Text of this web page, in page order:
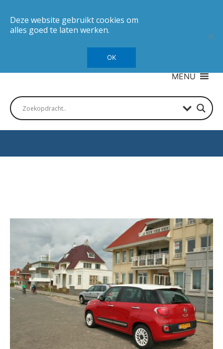
MENU
Deze website gebruikt cookies om
alles goed te laten werken.
OK